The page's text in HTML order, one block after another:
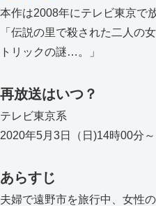
本作は2008年にテレビ東京で
「伝説の里で殺された二人の
トリックの謎…。」
再放送はいつ？
テレビ東京系
2020年5月3日（日)14時00分～
あらすじ
夫婦で遠野市を旅行中、女性